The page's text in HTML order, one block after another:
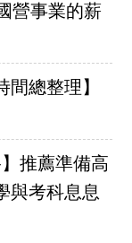
營事業的薪
間總整理】
推薦準備高
與考科息息